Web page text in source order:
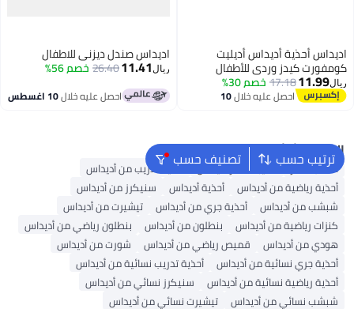
اديداس أحذية أديداس أديليت
كومفورت كيدز وردي للأطفال
ريال11.99
17.18خصم 30%
احصل عليه خلال10
اديداس صندل ديزني للاطفال
ريال 11.41
26.40خصم 56%
احصل عليه خلال10 اغسطس
ترتيب حسب تصنيف حسب البحث الشائع
حقائب ظهر حقيبة ظهر أديداس
أحذية تدريب من أديداس
أحذية رياضية من أديداس
أحذية أديداس
سنيكرز من أديداس
شبشب من أديداس
أحذية جري من أديداس
تيشيرت من أديداس
كنزات رياضية من أديداس
بنطلون من أديداس
بنطلون رياضي من أديداس
هودي من أديداس
قميص رياضي من أديداس
شورت من أديداس
أحذية جري نسائية من أديداس
أحذية تدريب نسائية من أديداس
أحذية رياضية نسائية من أديداس
سنيكرز نسائي من أديداس
شبشب نسائي من أديداس
تيشيرت نسائي من أديداس